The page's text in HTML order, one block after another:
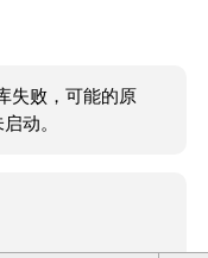
失败，可能的原
动。